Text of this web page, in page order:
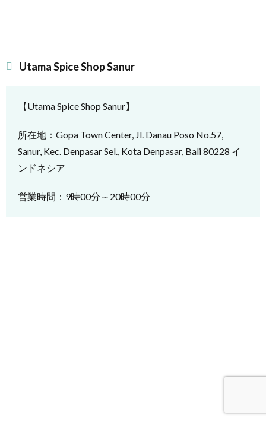
Utama Spice Shop Sanur
【Utama Spice Shop Sanur】
所在地：Gopa Town Center, Jl. Danau Poso No.57,
Sanur, Kec. Denpasar Sel., Kota Denpasar, Bali 80228 イ
ンドネシア
営業時間：9時00分～20時00分